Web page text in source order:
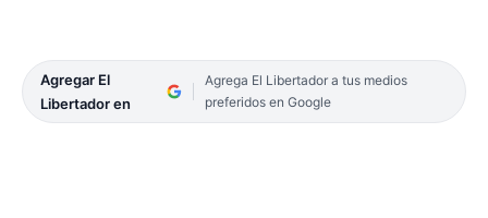
Agregar El
Libertador en
Agrega El Libertador a tus medios
preferidos en Google